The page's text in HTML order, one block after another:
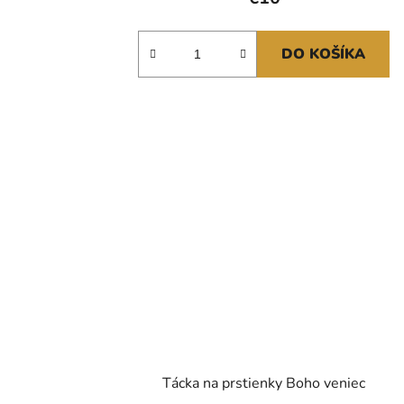
DO KOŠÍKA
Tácka na prstienky Boho veniec